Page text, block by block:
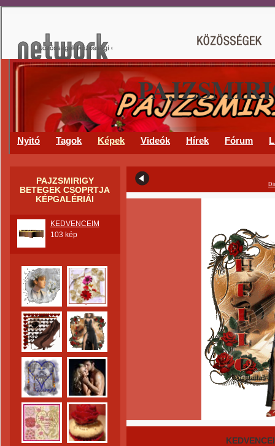
Nyitó Tagok Képek Videók Hírek Fórum
PAJZSMIRIGY
BETEGEK CSOPRTJA
KÉPGALÉRIÁI
KEDVENCEIM
103 kép